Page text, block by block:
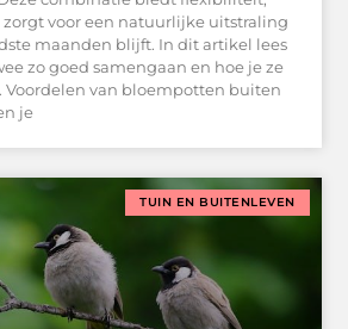
voor een natuurlijke uitstraling
maanden blijft. In dit artikel lees
zo goed samengaan en hoe je ze
Voordelen van bloempotten buiten
je
TUIN EN BUITENLEVEN